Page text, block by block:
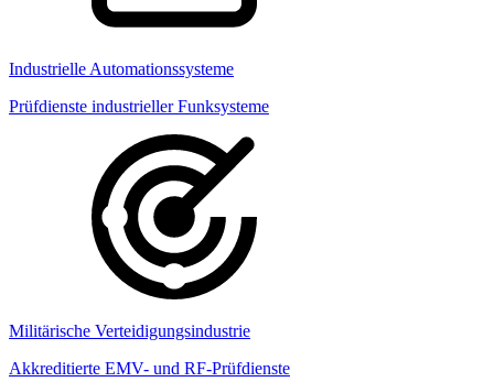
Industrielle Automationssysteme
Prüfdienste industrieller Funksysteme
Militärische Verteidigungsindustrie
Akkreditierte EMV- und RF-Prüfdienste